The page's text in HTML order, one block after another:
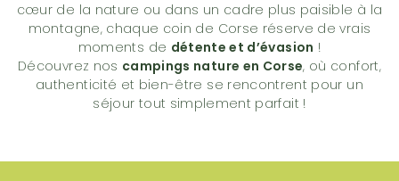
cœur de la nature ou dans un cadre plus paisible à la
montagne, chaque coin de Corse réserve de vrais
moments de détente et d’évasion !
Découvrez nos campings nature en Corse, où confort,
authenticité et bien-être se rencontrent pour un
séjour tout simplement parfait !